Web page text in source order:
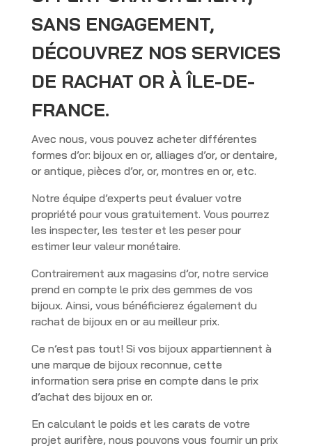
SANS ENGAGEMENT,
DÉCOUVREZ NOS SERVICES
DE RACHAT OR À ÎLE-DE-
FRANCE.
Avec nous, vous pouvez acheter différentes
formes d’or: bijoux en or, alliages d’or, or dentaire,
or antique, pièces d’or, or, montres en or, etc.
Notre équipe d’experts peut évaluer votre
propriété pour vous gratuitement. Vous pourrez
les inspecter, les tester et les peser pour
estimer leur valeur monétaire.
Contrairement aux magasins d’or, notre service
prend en compte le prix des gemmes de vos
bijoux. Ainsi, vous bénéficierez également du
rachat de bijoux en or au meilleur prix.
Ce n’est pas tout! Si vos bijoux appartiennent à
une marque de bijoux reconnue, cette
information sera prise en compte dans le prix
d’achat des bijoux en or.
En calculant le poids et les carats de votre
projet aurifère, nous pouvons vous fournir un prix